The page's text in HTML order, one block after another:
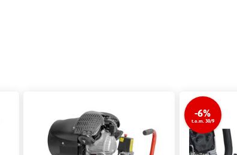
-6%
t.o.m. 30/9